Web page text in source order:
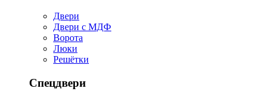
Двери
Двери с МДФ
Ворота
Люки
Решётки
Спецдвери